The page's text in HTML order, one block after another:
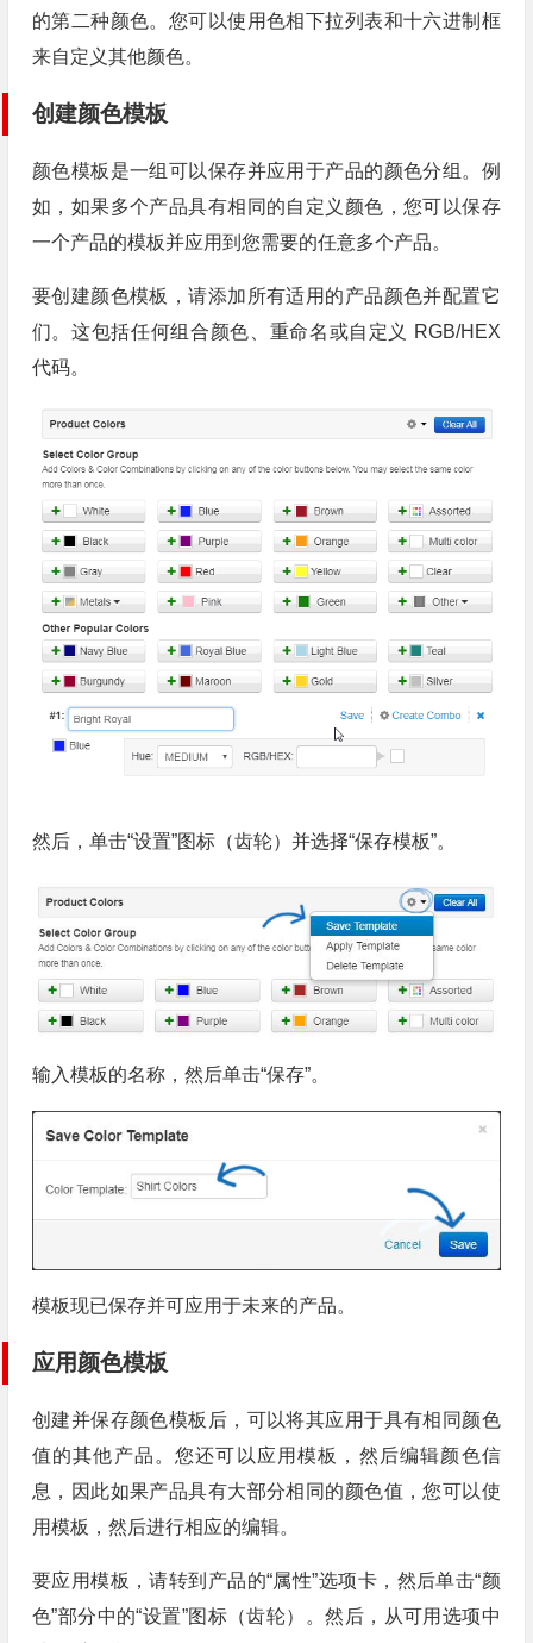
的第二种颜色。您可以使用色相下拉列表和十六进制框
来自定义其他颜色。
创建颜色模板
颜色模板是一组可以保存并应用于产品的颜色分组。例
如，如果多个产品具有相同的自定义颜色，您可以保存
一个产品的模板并应用到您需要的任意多个产品。
要创建颜色模板，请添加所有适用的产品颜色并配置它
们。这包括任何组合颜色、重命名或自定义 RGB/HEX
代码。
然后，单击“设置”图标（齿轮）并选择“保存模板”。
输入模板的名称，然后单击“保存”。
模板现已保存并可应用于未来的产品。
应用颜色模板
创建并保存颜色模板后，可以将其应用于具有相同颜色
值的其他产品。您还可以应用模板，然后编辑颜色信
息，因此如果产品具有大部分相同的颜色值，您可以使
用模板，然后进行相应的编辑。
要应用模板，请转到产品的“属性”选项卡，然后单击“颜
色”部分中的“设置”图标（齿轮）。然后，从可用选项中